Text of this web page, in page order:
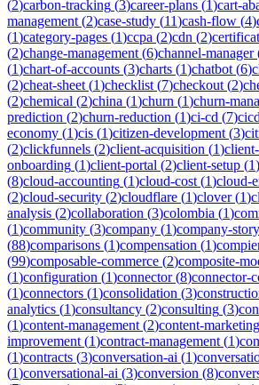
(2)carbon-tracking (3)career-plans (1)cart-
management (2)case-study (11)cash-flow (4)
(1)category-pages (1)ccpa (2)cdn (2)
(2)change-management (6)channel-manager
(1)chart-of-accounts (3)charts (1)chatbot (6)
(2)cheat-sheet (1)checklist (7)checkout (2)
(2)chemical (2)china (1)churn (1)churn-
prediction (2)churn-reduction (1)ci-cd (7)cicd
economy (1)cis (1)citizen-development (3)
(2)clickfunnels (2)client-acquisition (1)
onboarding (1)client-portal (2)client-setup (1)
(8)cloud-accounting (1)cloud-cost (1)cloud-
(2)cloud-security (2)cloudflare (1)clover(1)
analysis (2)collaboration (3)colombia (1)
(1)community (3)company (1)company-story
(88)comparisons (1)compensation (1)
(99)composable-commerce (2)composite-
(1)configuration (1)connector(8)connector-
(1)connectors (1)consolidation (3)
analytics (1)consultancy (2)consulting (3)
(1)content-management (2)content-marketing
improvement (1)contract-management (1)
(1)contracts (3)conversation-ai (1)
(1)conversational-ai (3)conversion (8)